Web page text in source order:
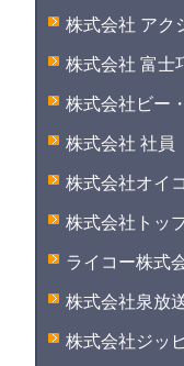
株式会社 アク
株式会社 富士
株式会社ビー
株式会社 社員
株式会社オイ
株式会社トッ
ライコー株式
株式会社泉放
株式会社ジッ